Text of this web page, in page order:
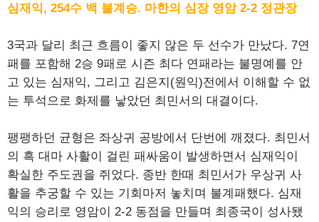
심재익, 254수 백 불계승. 마한의 심장 영암 2-2 정관장
3국과 달리 최근 흐름이 좋지 않은 두 선수가 만났다. 7연
패를 포함해 2승 9패로 시즌 최다 연패라는 불명예를 안
고 있는 심재익, 그리고 김은지(원익)전에서 이해할 수 없
는 투석으로 화제를 낳았던 최민서의 대결이다.
팽팽하던 균형은 좌상귀 공방에서 단번에 깨졌다. 최민서
의 흑 대마 사활이 걸린 패싸움이 발생하면서 심재익이
확실한 주도권을 쥐었다. 종반 한때 최민서가 우상귀 사
활을 추궁할 수 있는 기회마저 놓치며 불계패했다. 심재
익의 승리로 영암이 2-2 동점을 만들며 최종국이 성사됐